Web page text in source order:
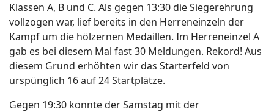
Klassen A, B und C. Als gegen 13:30 die Siegerehrung
vollzogen war, lief bereits in den Herreneinzeln der
Kampf um die hölzernen Medaillen. Im Herreneinzel A
gab es bei diesem Mal fast 30 Meldungen. Rekord! Aus
diesem Grund erhöhten wir das Starterfeld von
urspünglich 16 auf 24 Startplätze.
Gegen 19:30 konnte der Samstag mit der